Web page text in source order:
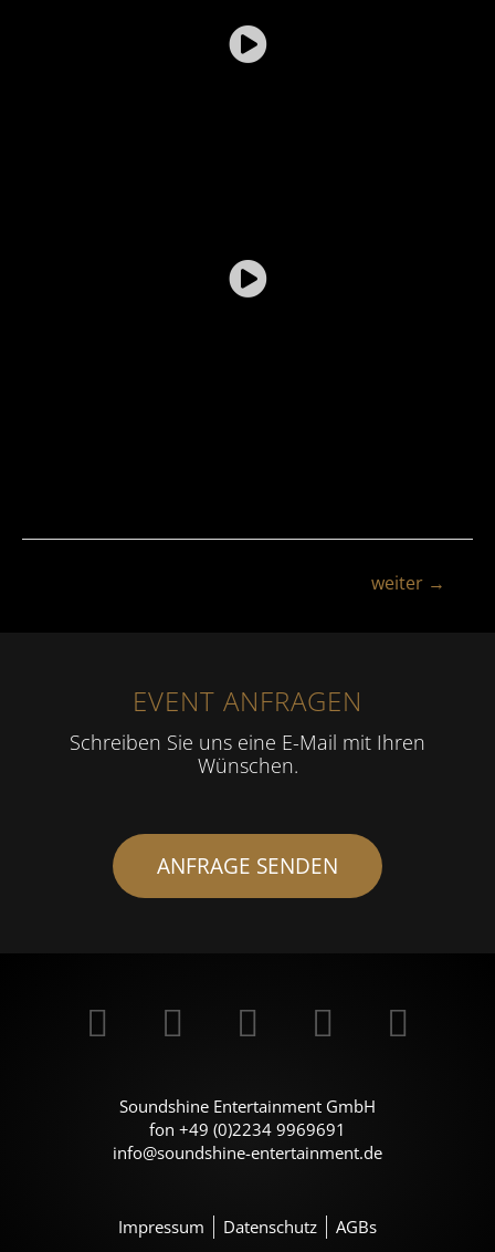
weiter →
EVENT ANFRAGEN
Schreiben Sie uns eine E-Mail mit Ihren
Wünschen.
ANFRAGE SENDEN
Soundshine Entertainment GmbH
fon +49 (0)2234 9969691
info@soundshine-entertainment.de
Impressum Datenschutz AGBs